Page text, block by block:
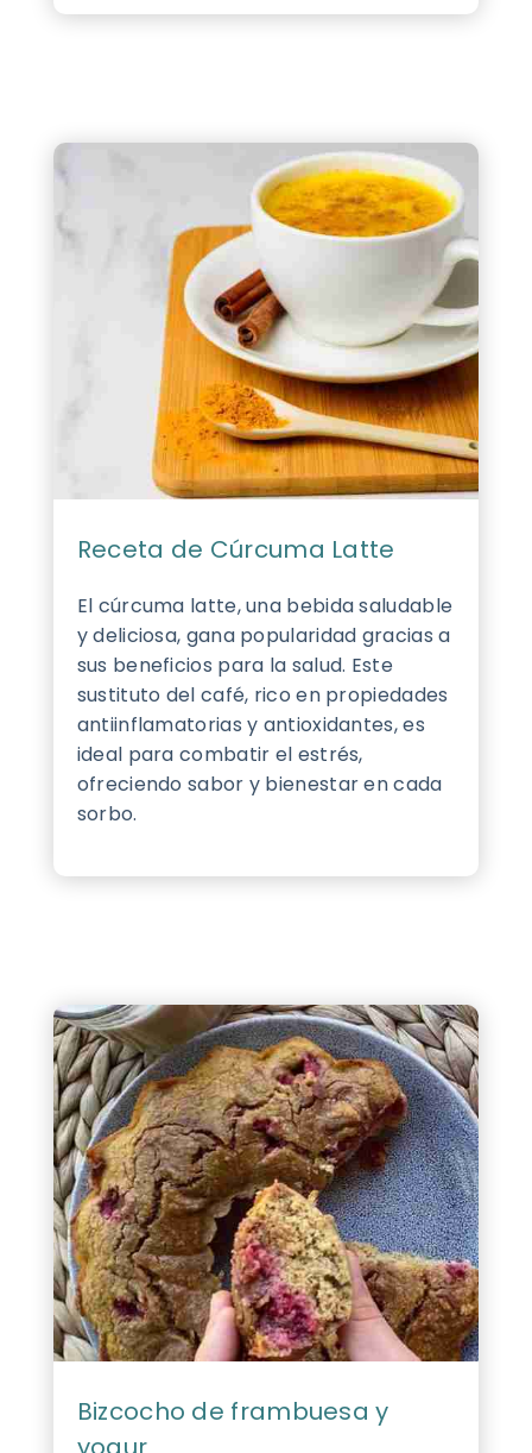
Receta de Cúrcuma Latte
El cúrcuma latte, una bebida saludable
y deliciosa, gana popularidad gracias a
sus beneficios para la salud. Este
sustituto del café, rico en propiedades
antiinflamatorias y antioxidantes, es
ideal para combatir el estrés,
ofreciendo sabor y bienestar en cada
sorbo.
Bizcocho de frambuesa y